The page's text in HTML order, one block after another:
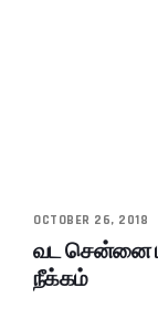
OCTOBER 26, 2018
வட சென்னை
நீக்கம்